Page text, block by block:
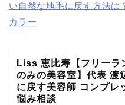
い自然な地毛に戻す方法は
カラー
Liss 恵比寿【フリーラ
のみの美容室】代表 渡
に戻す美容師 コンプレ
悩み相談